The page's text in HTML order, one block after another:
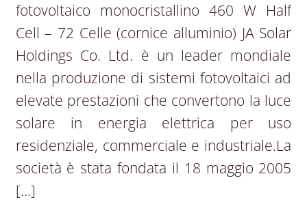
fotovoltaico monocristallino 460 W Half
Cell – 72 Celle (cornice alluminio) JA Solar
Holdings Co. Ltd. è un leader mondiale
nella produzione di sistemi fotovoltaici ad
elevate prestazioni che convertono la luce
solare in energia elettrica per uso
residenziale, commerciale e industriale.La
società è stata fondata il 18 maggio 2005
[…]